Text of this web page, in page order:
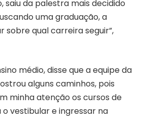
saiu da palestra mais decidido
uma graduação, a
qual carreira seguir”,
médio, disse que a equipe da
alguns caminhos, pois
minha atenção os cursos de
vestibular e ingressar na